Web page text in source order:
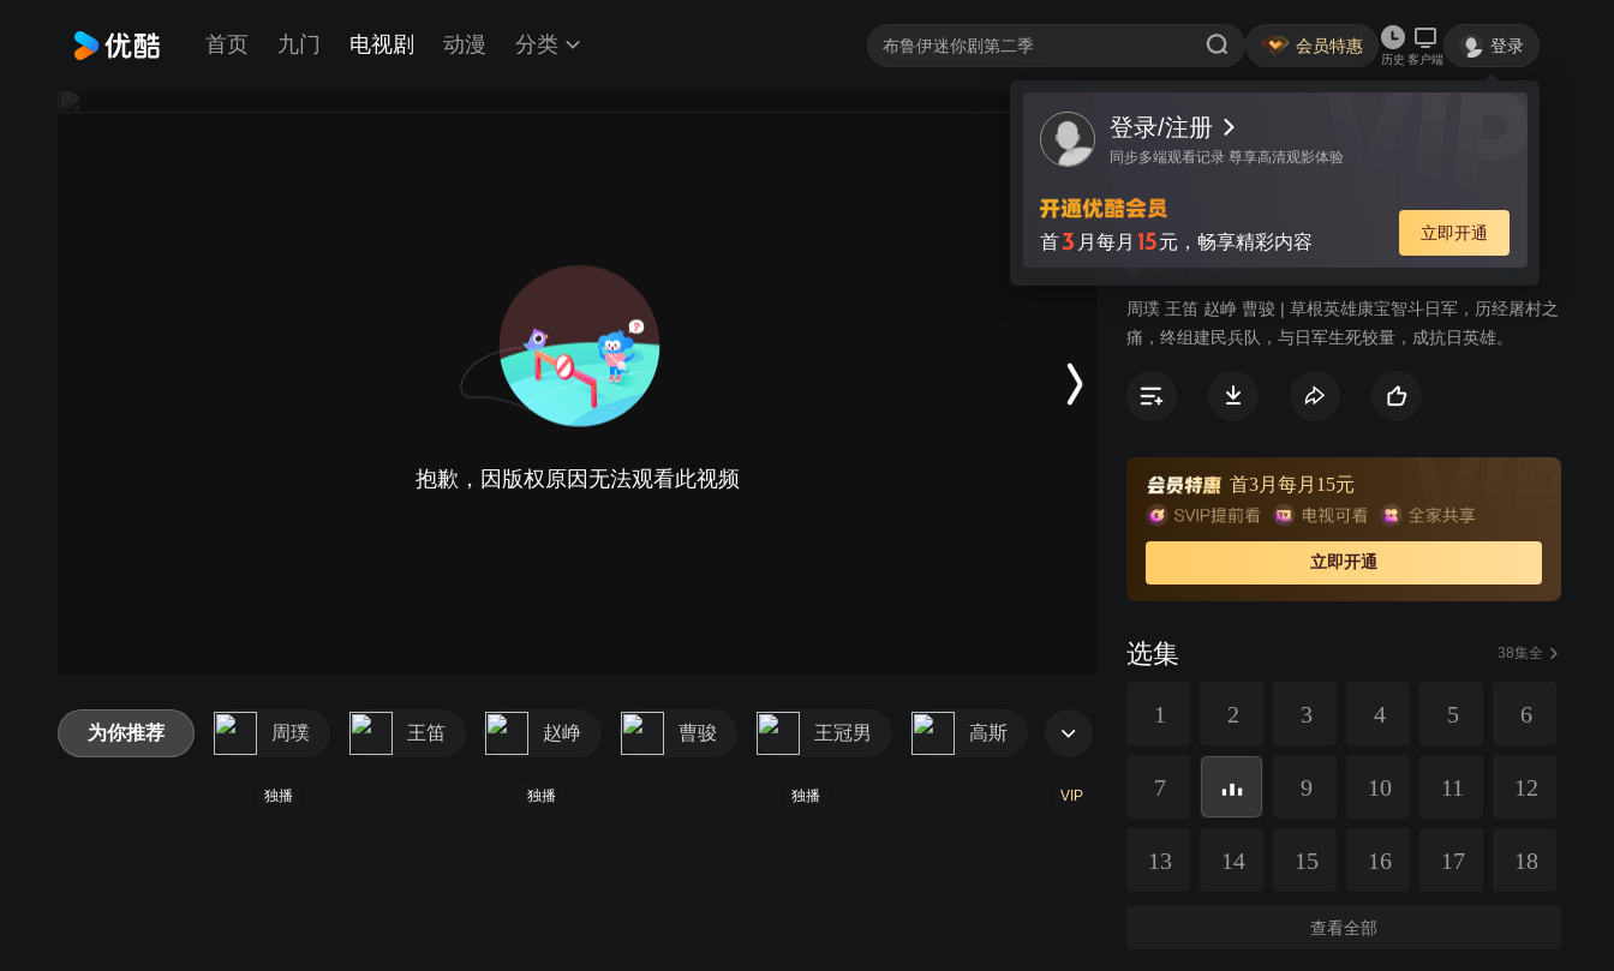
首页 九门 电视剧 动漫 分类 会员特惠
历史 客户端
登录
抱歉，因版权原因无法观看此视频
视频 讨论
民兵康宝
剧情
周璞 王笛 赵峥 曹骏 | 草根英雄康宝智斗日军，历经屠村之
痛，终组建民兵队，与日军生死较量，成抗日英雄。
首3月每月15元
立即开通
选集 38集全
1 2 3 4 5 6
7 9 10 11 12
13 14 15 16 17 18
查看全部
为你推荐 周璞 王笛 赵峥 曹骏 王冠男 高斯
独播 独播 独播 VIP